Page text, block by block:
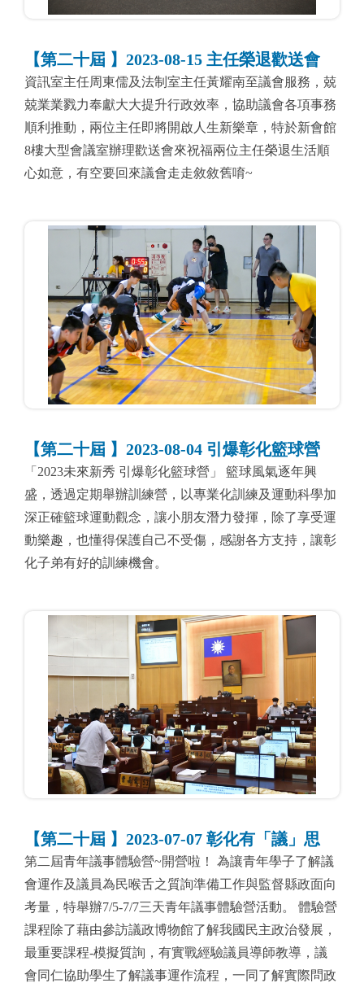
【第二十屆 】2023-08-15 主任榮退歡送會
資訊室主任周東儒及法制室主任黃耀南至議會服務，兢
兢業業戮力奉獻大大提升行政效率，協助議會各項事務
順利推動，兩位主任即將開啟人生新樂章，特於新會館
8樓大型會議室辦理歡送會來祝福兩位主任榮退生活順
心如意，有空要回來議會走走敘敘舊唷~
【第二十屆 】2023-08-04 引爆彰化籃球營
「2023未來新秀 引爆彰化籃球營」 籃球風氣逐年興
盛，透過定期舉辦訓練營，以專業化訓練及運動科學加
深正確籃球運動觀念，讓小朋友潛力發揮，除了享受運
動樂趣，也懂得保護自己不受傷，感謝各方支持，讓彰
化子弟有好的訓練機會。
【第二十屆 】2023-07-07 彰化有「議」思
第二屆青年議事體驗營~開營啦！ 為讓青年學子了解議
會運作及議員為民喉舌之質詢準備工作與監督縣政面向
考量，特舉辦7/5-7/7三天青年議事體驗營活動。 體驗營
課程除了藉由參訪議政博物館了解我國民主政治發展，
最重要課程-模擬質詢，有實戰經驗議員導師教導，議
會同仁協助學生了解議事運作流程，一同了解實際問政